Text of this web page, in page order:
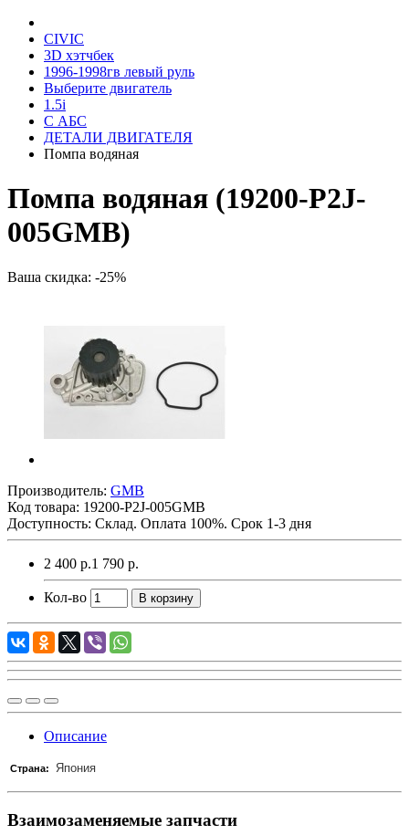
CIVIC
3D хэтчбек
1996-1998гв левый руль
Выберите двигатель
1.5i
С АБС
ДЕТАЛИ ДВИГАТЕЛЯ
Помпа водяная
Помпа водяная (19200-P2J-
005GMB)
Ваша скидка: -25%
Производитель: GMB
Код товара: 19200-P2J-005GMB
Доступность: Склад. Оплата 100%. Срок 1-3 дня
2 400 р.1 790 р.
Кол-во В корзину
Описание
Страна: Япония
Взаимозаменяемые запчасти